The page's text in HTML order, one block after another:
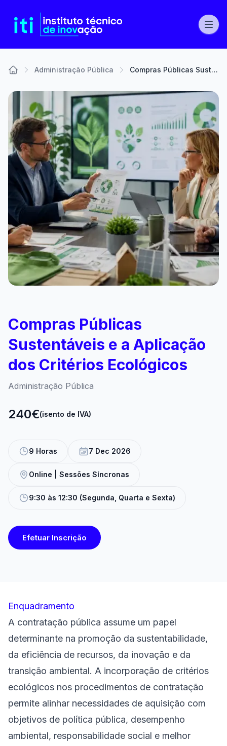
Administração Pública Compras Públicas Sustentáveis e a Aplicação dos Critérios Ecológicos
Compras Públicas
Sustentáveis e a Aplicação
dos Critérios Ecológicos
Administração Pública
240€(isento de IVA)
9 Horas 7 Dec 2026
Online | Sessões Síncronas
9:30 às 12:30 (Segunda, Quarta e Sexta)
Efetuar Inscrição
Enquadramento
A contratação pública assume um papel
determinante na promoção da sustentabilidade,
da eficiência de recursos, da inovação e da
transição ambiental. A incorporação de critérios
ecológicos nos procedimentos de contratação
permite alinhar necessidades de aquisição com
objetivos de política pública, desempenho
ambiental, responsabilidade social e melhor